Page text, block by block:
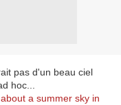
pas d'un beau ciel
hoc...
a summer sky in